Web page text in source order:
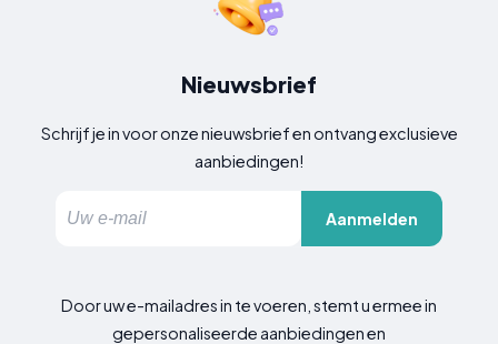
Nieuwsbrief
Schrijf je in voor onze nieuwsbrief en ontvang exclusieve
aanbiedingen!
Aanmelden
Door uw e-mailadres in te voeren, stemt u ermee in
gepersonaliseerde aanbiedingen en